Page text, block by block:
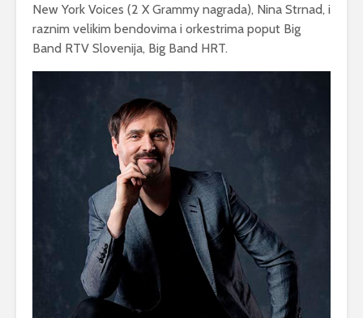
New York Voices (2 X Grammy nagrada), Nina Strnad, i
raznim velikim bendovima i orkestrima poput Big
Band RTV Slovenija, Big Band HRT.